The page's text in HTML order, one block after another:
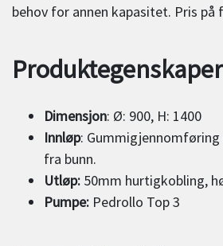
behov for annen kapasitet. Pris på
Produktegenskaper
Dimensjon: Ø: 900, H: 1400
Innløp: Gummigjennomføring
fra bunn.
Utløp: 50mm hurtigkobling,
Pumpe: Pedrollo Top 3